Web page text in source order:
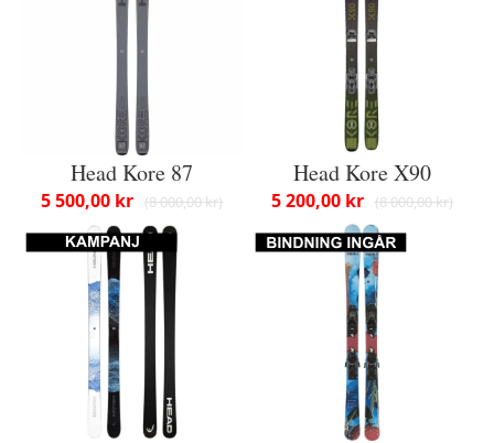
Head Kore 87
8 000,00 kr
5 500,00 kr
Head Kore X90
8 000,00 kr
5 200,00 kr